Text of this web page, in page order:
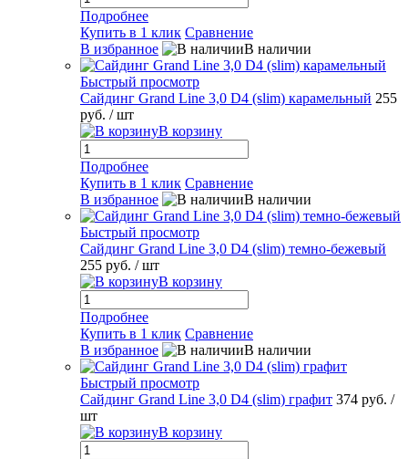
Подробнее
Купить в 1 клик Сравнение
В избранное
В наличии
Быстрый просмотр
Сайдинг Grand Line 3,0 D4 (slim) карамельный 255
руб. / шт
В корзину
Подробнее
Купить в 1 клик Сравнение
В избранное
В наличии
Быстрый просмотр
Сайдинг Grand Line 3,0 D4 (slim) темно-бежевый
255 руб. / шт
В корзину
Подробнее
Купить в 1 клик Сравнение
В избранное
В наличии
Быстрый просмотр
Сайдинг Grand Line 3,0 D4 (slim) графит 374 руб. /
шт
В корзину